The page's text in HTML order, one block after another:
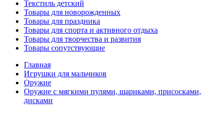
Текстиль детский
Товары для новорожденных
Товары для праздника
Товары для спорта и активного отдыха
Товары для творчества и развития
Товары сопутствующие
Главная
Игрушки для мальчиков
Оружие
Оружие с мягкими пулями, шариками, присосками,
дисками